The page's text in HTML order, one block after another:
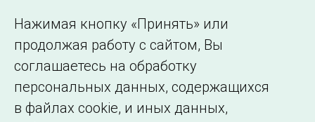
образовательной
организации
Нажимая кнопку «Принять» или
продолжая работу с сайтом, Вы
соглашаетесь на обработку
персональных данных, содержащихся
в файлах cookie, и иных данных,